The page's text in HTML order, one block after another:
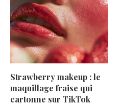
Strawberry makeup : le
maquillage fraise qui
cartonne sur TikTok